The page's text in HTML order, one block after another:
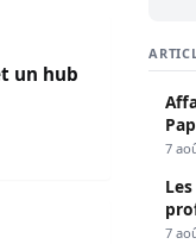
un hub
mandat de
7
7